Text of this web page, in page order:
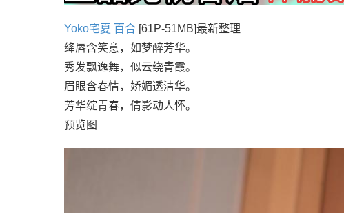
Yoko宅夏 百合 [61P-51MB]最新整理
绛唇含笑意，如梦醉芳华。
秀发飘逸舞，似云绕青霞。
眉眼含春情，娇媚透清华。
芳华绽青春，倩影动人怀。
预览图